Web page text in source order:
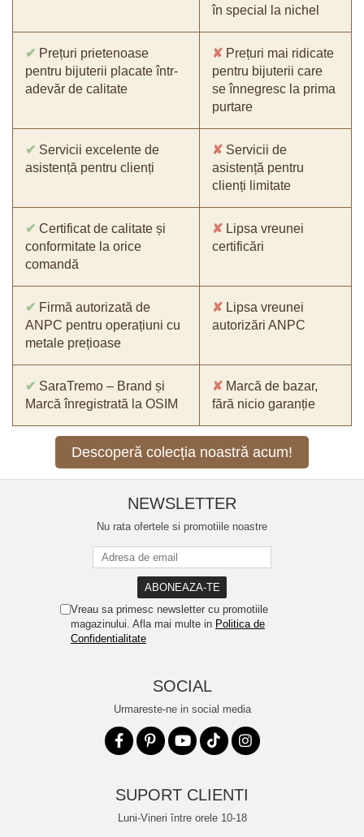
în special la nichel
✔ Prețuri prietenoase
pentru bijuterii placate într-
adevăr de calitate
✘ Prețuri mai ridicate
pentru bijuterii care
se înnegresc la prima
purtare
✔ Servicii excelente de
asistență pentru clienți
✘ Servicii de
asistență pentru
clienți limitate
✔ Certificat de calitate și
conformitate la orice
comandă
✘ Lipsa vreunei
certificări
✔ Firmă autorizată de
ANPC pentru operațiuni cu
metale prețioase
✘ Lipsa vreunei
autorizări ANPC
✔ SaraTremo – Brand și
Marcă înregistrată la OSIM
✘ Marcă de bazar,
fără nicio garanție
Descoperă colecția noastră acum!
NEWSLETTER
Nu rata ofertele si promotiile noastre
Vreau sa primesc newsletter cu promotiile
magazinului. Afla mai multe in Politica de
Confidentialitate
SOCIAL
Urmareste-ne in social media
SUPORT CLIENTI
Luni-Vineri între orele 10-18